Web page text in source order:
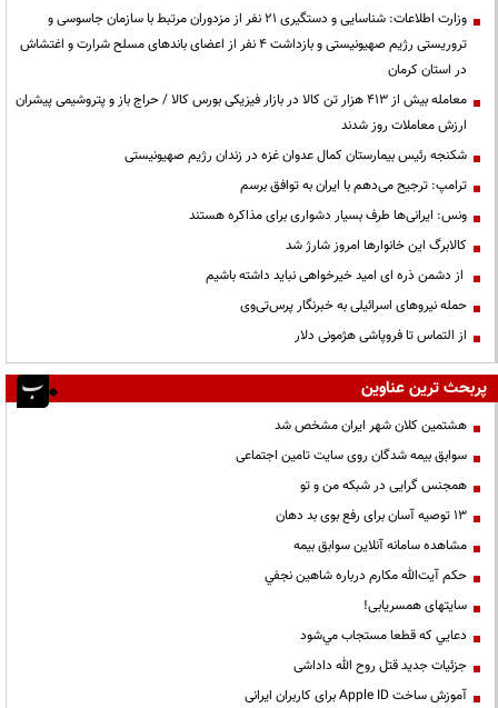
وزارت اطلاعات: شناسایی و دستگیری ۲۱ نفر از مزدوران مرتبط با سازمان جاسوسی و
تروریستی رژیم صهیونیستی و بازداشت ۴ نفر از اعضای باندهای مسلح شرارت و اغتشاش
در استان کرمان
معامله بیش از ۴۱۳ هزار تن کالا در بازار فیزیکی بورس کالا / حراج باز و پتروشیمی پیشران
ارزش معاملات روز شدند
شکنجه رئیس بیمارستان کمال عدوان غزه در زندان رژیم صهیونیستی
ترامپ: ترجیح می‌دهم با ایران به توافق برسم
ونس: ایرانی‌ها طرف بسیار دشواری برای مذاکره هستند
کالابرگ این خانوارها امروز شارژ شد
از دشمن ذره ای امید خیرخواهی نباید داشته باشیم
حمله نیروهای اسرائیلی به خبرنگار پرس‌تی‌وی
از التماس تا فروپاشی هژمونی دلار
پربحث ترین عناوین
هشتمین کلان شهر ایران مشخص شد
سوابق بیمه شدگان روی سایت تامین اجتماعی
همجنس گرایی در شبکه من و تو
13 توصیه آسان برای رفع بوی بد دهان
مشاهده سامانه آنلاين سوابق بیمه
حكم آيت‌الله مكارم درباره شاهين نجفي
سایتهای همسریابی!
دعايي كه قطعا مستجاب مي‌شود
جزئیات جدید قتل روح الله داداشی
آموزش ساخت Apple ID برای کاربران ایرانی